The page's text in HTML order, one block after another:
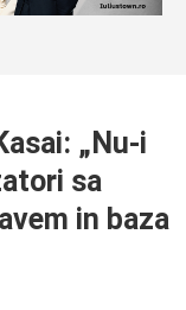
„Nu-i
sa
in baza